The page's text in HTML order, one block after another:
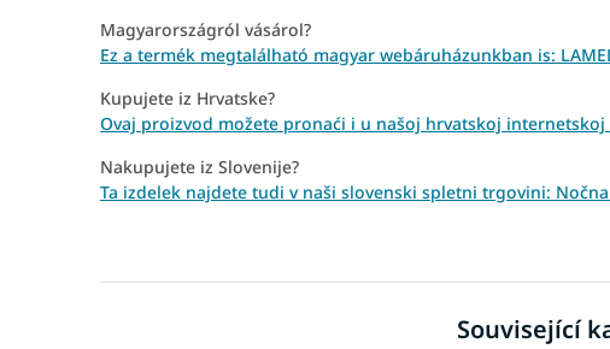
Magyarországról vásárol?
Ez a termék megtalálható magyar webáruházunkban is:
Kupujete iz Hrvatske?
Ovaj proizvod možete pronaći i u našoj hrvatskoj
Nakupujete iz Slovenije?
Ta izdelek najdete tudi v naši slovenski spletni trgovini:
Související